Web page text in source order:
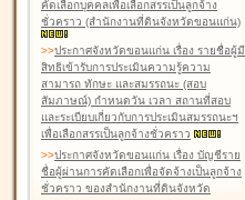
คัดเลือกบุคคลเพื่อเลือกสรรเป็นลูกจ้าง
ชั่วคราว (สำนักงานที่ดินจังหวัดขอนแก่น)
>>ประกาศจังหวัดขอนแก่น เรื่อง รายชื่อผู้มี
สิทธิเข้ารับการประเมินความรู้ความ
สามารถ ทักษะ และสมรรถนะ (สอบ
สัมภาษณ์) กำหนดวัน เวลา สถานที่สอบ
และระเบียบเกี่ยวกับการประเมินสมรรถนะฯ
เพื่อเลือกสรรเป็นลูกจ้างชั่วคราว
>>ประกาศจังหวัดขอนแก่น เรื่อง บัญชีราย
ชื่อผู้ผ่านการคัดเลือกเพื่อจัดจ้างเป็นลูกจ้าง
ชั่วคราว ของสำนักงานที่ดินจังหวัด